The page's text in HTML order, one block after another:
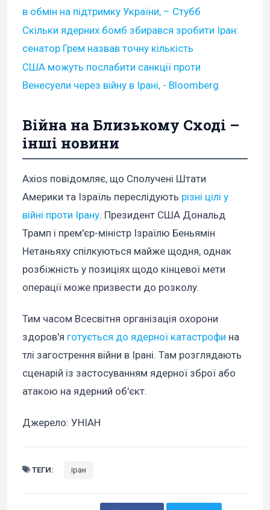
в обмін на підтримку України, – Стубб
Скільки ядерних бомб збирався зробити Іран:
сенатор Грем назвав точну кількість
США можуть послабити санкції проти
Венесуели через війну в Ірані, - Bloomberg
Війна на Близькому Сході –
інші новини
Axios повідомляє, що Сполучені Штати
Америки та Ізраїль переслідують різні цілі у
війні проти Ірану. Президент США Дональд
Трамп і прем'єр-міністр Ізраїлю Беньямін
Нетаньяху спілкуються майже щодня, однак
розбіжність у позиціях щодо кінцевої мети
операції може призвести до розколу.
Тим часом Всесвітня організація охорони
здоров'я готується до ядерної катастрофи на
тлі загострення війни в Ірані. Там розглядають
сценарій із застосуванням ядерної зброї або
атакою на ядерний об'єкт.
Джерело: УНІАН
ТЕГИ: іран